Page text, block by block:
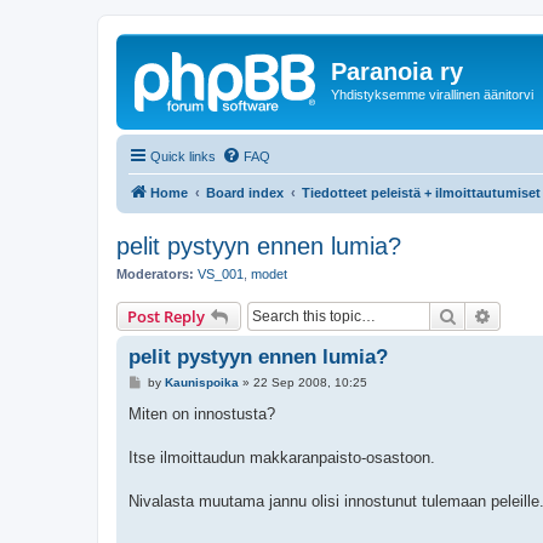
Paranoia ry
Yhdistyksemme virallinen äänitorvi
Quick links FAQ
Home Board index Tiedotteet peleistä + ilmoittautumiset
pelit pystyyn ennen lumia?
Moderators: VS_001 modet
Post Reply Search
pelit pystyyn ennen lumia?
P
s
by Kaunispoika » 22 Sep 2008, 10:25
Miten on innostusta?
Itse ilmoittaudun makkaranpaisto-osastoon.
Nivalasta muutama jannu olisi innostunut tulemaan peleille.